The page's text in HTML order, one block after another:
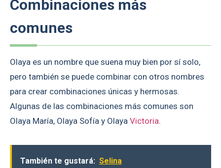
Combinaciones más
comunes
Olaya es un nombre que suena muy bien por sí solo,
pero también se puede combinar con otros nombres
para crear combinaciones únicas y hermosas.
Algunas de las combinaciones más comunes son
Olaya María, Olaya Sofía y Olaya Victoria.
También te gustará: Selina